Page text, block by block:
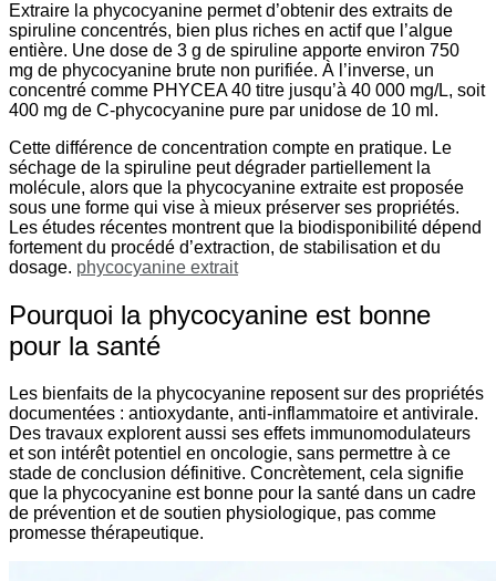
Extraire la phycocyanine permet d’obtenir des extraits de
spiruline concentrés, bien plus riches en actif que l’algue
entière. Une dose de 3 g de spiruline apporte environ 750
mg de phycocyanine brute non purifiée. À l’inverse, un
concentré comme PHYCEA 40 titre jusqu’à 40 000 mg/L, soit
400 mg de C-phycocyanine pure par unidose de 10 ml.
Cette différence de concentration compte en pratique. Le
séchage de la spiruline peut dégrader partiellement la
molécule, alors que la phycocyanine extraite est proposée
sous une forme qui vise à mieux préserver ses propriétés.
Les études récentes montrent que la biodisponibilité dépend
fortement du procédé d’extraction, de stabilisation et du
dosage. phycocyanine extrait
Pourquoi la phycocyanine est bonne
pour la santé
Les bienfaits de la phycocyanine reposent sur des propriétés
documentées : antioxydante, anti-inflammatoire et antivirale.
Des travaux explorent aussi ses effets immunomodulateurs
et son intérêt potentiel en oncologie, sans permettre à ce
stade de conclusion définitive. Concrètement, cela signifie
que la phycocyanine est bonne pour la santé dans un cadre
de prévention et de soutien physiologique, pas comme
promesse thérapeutique.